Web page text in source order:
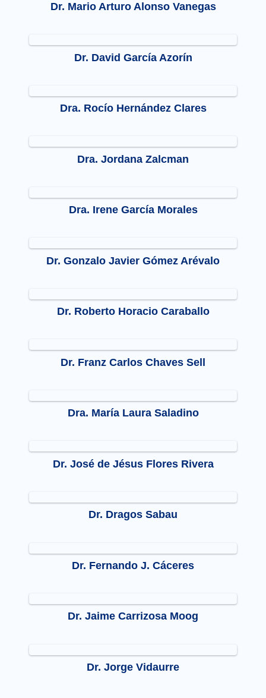
Dr. Mario Arturo Alonso Vanegas
Dr. David García Azorín
Dra. Rocío Hernández Clares
Dra. Jordana Zalcman
Dra. Irene García Morales
Dr. Gonzalo Javier Gómez Arévalo
Dr. Roberto Horacio Caraballo
Dr. Franz Carlos Chaves Sell
Dra. María Laura Saladino
Dr. José de Jésus Flores Rivera
Dr. Dragos Sabau
Dr. Fernando J. Cáceres
Dr. Jaime Carrizosa Moog
Dr. Jorge Vidaurre